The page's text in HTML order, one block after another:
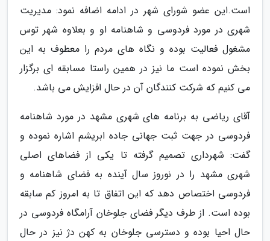
است.این عضو شورای شهر در ادامه اضافه نمود: مدیریت
شهری در مورد فردوسی و شاهنامه او و بعلاوه شهر توس
مشغول فعالیت بوده و نگاه های مردم را معطوف به این
بخش نموده است ما نیز در همین راستا مسابقه ای برگزار
می کنیم که شرکت کنندگان آن در حال افزایش می باشد.
آقای ریاضی به برنامه های شهری مشهد در مورد شاهنامه
فردوسی در جهت ثبت جهانی جاده ابریشم اشاره نموده و
گفت: شهرداری تصمیم گرفته تا یکی از فضاهای اصلی
شهری مشهد را در نوروز سال آینده به فضای شاهنامه و
فردوسی اختصاص دهد که این اتفاق تا به امروز کم سابقه
بوده است. از طرف دیگر فضای جلوخان آرامگاه فردوسی در
حال احیا بوده و دسترسی جلوخان به کهن دژ نیز در حال